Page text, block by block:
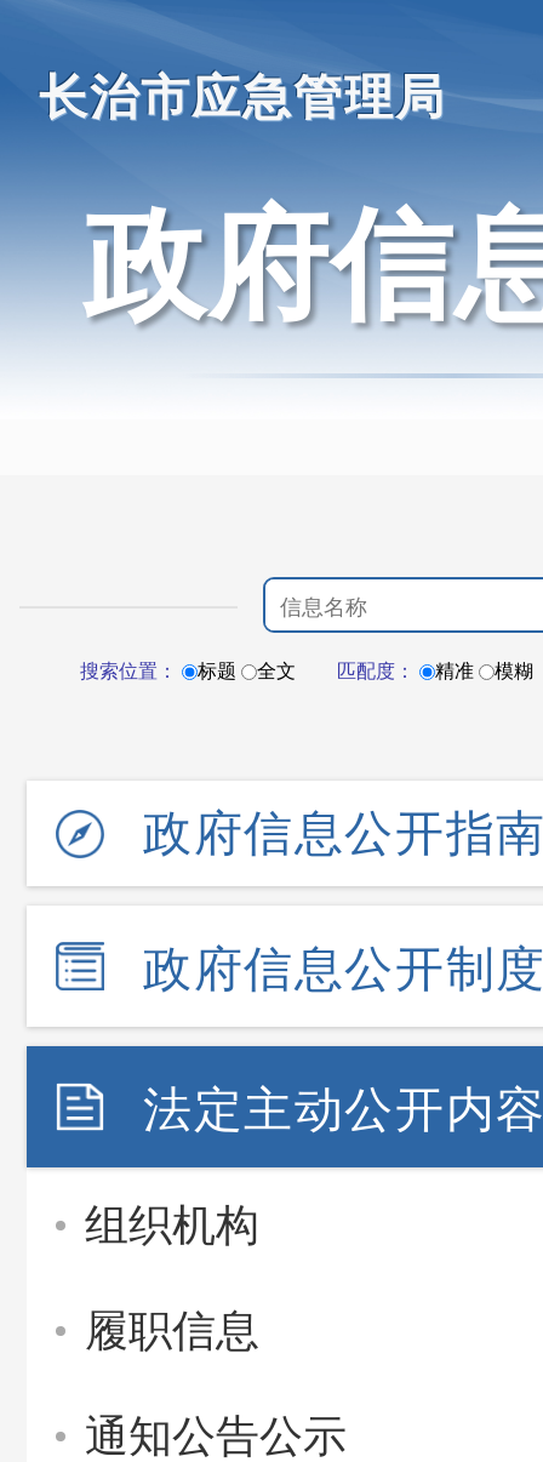
长治市应急管理局
政府信
搜索位置： 标题 全文 匹配度： 精准 模糊
政府信息公开指
政府信息公开制
法定主动公开内
组织机构
履职信息
通知公告公示